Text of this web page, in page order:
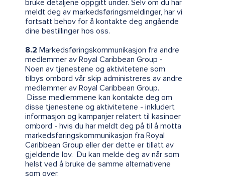
bruke detaljene oppgitt under. Selv om du har
meldt deg av markedsføringsmeldinger, har vi
fortsatt behov for å kontakte deg angående
dine bestillinger hos oss.
8.2 Markedsføringskommunikasjon fra andre
medlemmer av Royal Caribbean Group -
Noen av tjenestene og aktivitetene som
tilbys ombord vår skip administreres av andre
medlemmer av Royal Caribbean Group.
Disse medlemmene kan kontakte deg om
disse tjenestene og aktivitetene - inkludert
informasjon og kampanjer relatert til kasinoer
ombord - hvis du har meldt deg på til å motta
markedsføringskommunikasjon fra Royal
Caribbean Group eller der dette er tillatt av
gjeldende lov. Du kan melde deg av når som
helst ved å bruke de samme alternativene
som over.